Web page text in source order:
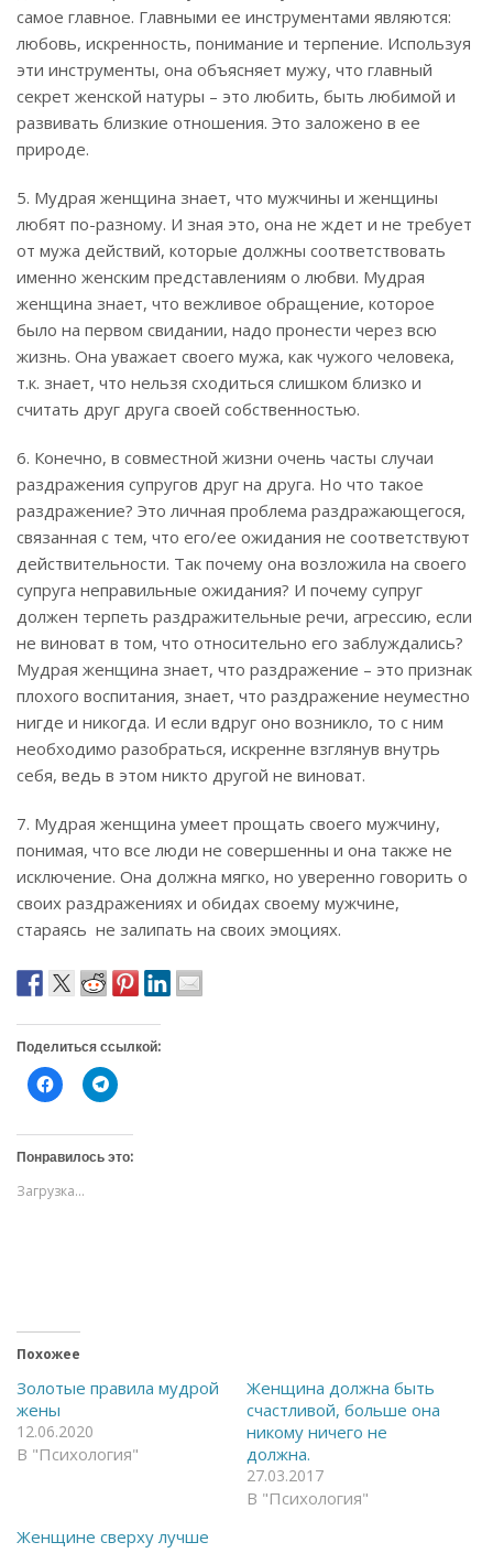
самое главное. Главными ее инструментами являются:
любовь, искренность, понимание и терпение. Используя
эти инструменты, она объясняет мужу, что главный
секрет женской натуры – это любить, быть любимой и
развивать близкие отношения. Это заложено в ее
природе.
5. Мудрая женщина знает, что мужчины и женщины
любят по-разному. И зная это, она не ждет и не требует
от мужа действий, которые должны соответствовать
именно женским представлениям о любви. Мудрая
женщина знает, что вежливое обращение, которое
было на первом свидании, надо пронести через всю
жизнь. Она уважает своего мужа, как чужого человека,
т.к. знает, что нельзя сходиться слишком близко и
считать друг друга своей собственностью.
6. Конечно, в совместной жизни очень часты случаи
раздражения супругов друг на друга. Но что такое
раздражение? Это личная проблема раздражающегося,
связанная с тем, что его/ее ожидания не соответствуют
действительности. Так почему она возложила на своего
супруга неправильные ожидания? И почему супруг
должен терпеть раздражительные речи, агрессию, если
не виноват в том, что относительно его заблуждались?
Мудрая женщина знает, что раздражение – это признак
плохого воспитания, знает, что раздражение неуместно
нигде и никогда. И если вдруг оно возникло, то с ним
необходимо разобраться, искренне взглянув внутрь
себя, ведь в этом никто другой не виноват.
7. Мудрая женщина умеет прощать своего мужчину,
понимая, что все люди не совершенны и она также не
исключение. Она должна мягко, но уверенно говорить о
своих раздражениях и обидах своему мужчине,
стараясь не залипать на своих эмоциях.
Поделиться ссылкой:
Н
а
и
т
е
ч
т
ь
а
F
a
c
e
b
т
Н
а
и
т
е
с
я
l
(
Понравилось это:
Загрузка...
Похожее
Золотые правила мудрой
жены
12.06.2020
В "Психология"
Женщина должна быть
счастливой, больше она
никому ничего не
должна.
27.03.2017
В "Психология"
Женщине сверху лучше